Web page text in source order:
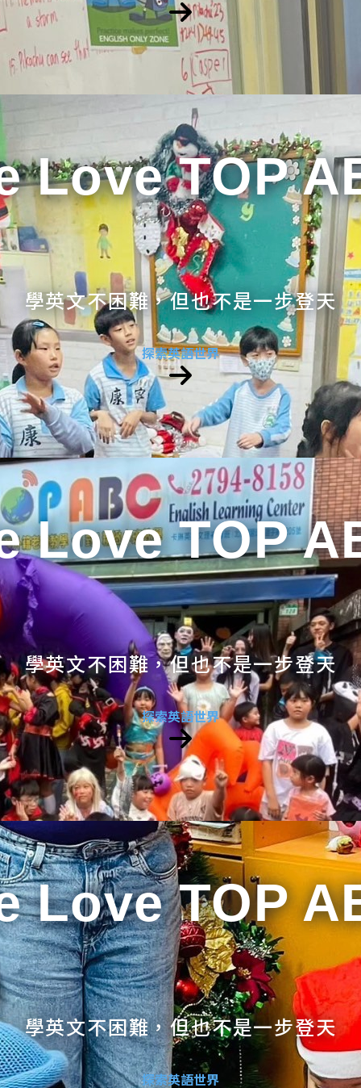
Love TOP
學英文不困難，但也不是一步登天
探索英語世界
Love TOP
學英文不困難，但也不是一步登天
探索英語世界
Love TOP
學英文不困難，但也不是一步登天
探索英語世界